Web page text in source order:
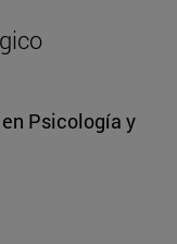
Psicología y